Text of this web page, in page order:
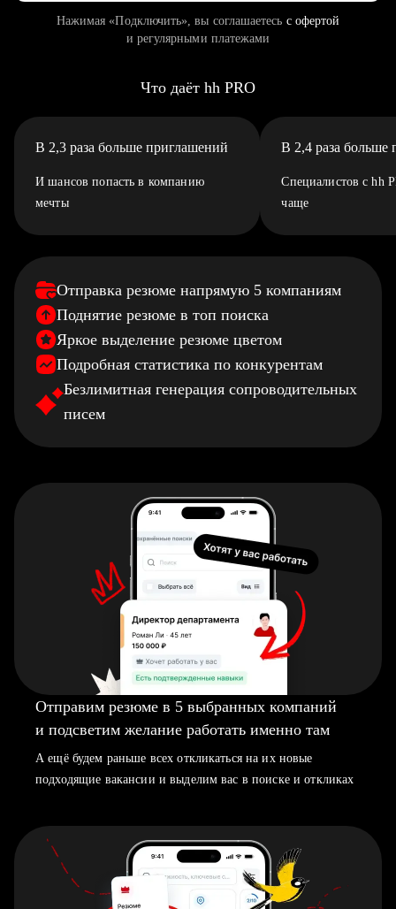
Нажимая «Подключить», вы соглашаетесь с офертой
и регулярными платежами
Что даёт hh PRO
В 2,3 раза больше приглашений
И шансов попасть в компанию
мечты
В 2,4 раза больше
Специалистов с hh
чаще
Отправка резюме напрямую 5 компаниям
Поднятие резюме в топ поиска
Яркое выделение резюме цветом
Подробная статистика по конкурентам
Безлимитная генерация сопроводительных
писем
Отправим резюме в 5 выбранных компаний
и подсветим желание работать именно там
А ещё будем раньше всех откликаться на их новые
подходящие вакансии и выделим вас в поиске и откликах